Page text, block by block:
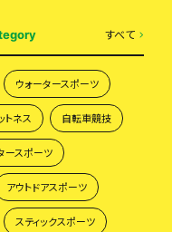
すべて
ウォータースポーツ
トネス 自転車競技
ースポーツ
アウトドアスポーツ
スティックスポーツ